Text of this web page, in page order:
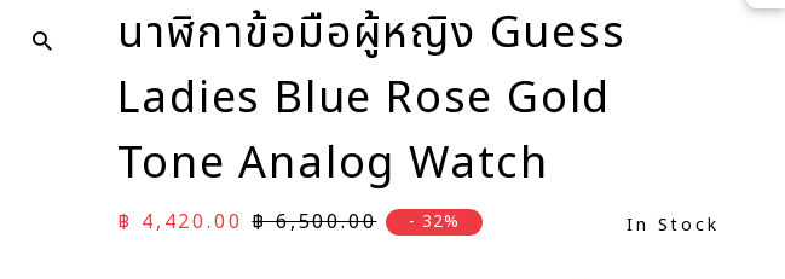
นาฬิกาข้อมือผู้หญิง Guess
Ladies Blue Rose Gold
Tone Analog Watch
ราคาลด
฿ 4,420.00 ราคาปกติ
฿ 6,500.00 - 32% In Stock